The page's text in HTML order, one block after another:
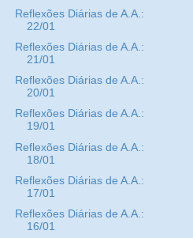
Reflexões Diárias de A.A.:
22/01
Reflexões Diárias de A.A.:
21/01
Reflexões Diárias de A.A.:
20/01
Reflexões Diárias de A.A.:
19/01
Reflexões Diárias de A.A.:
18/01
Reflexões Diárias de A.A.:
17/01
Reflexões Diárias de A.A.:
16/01